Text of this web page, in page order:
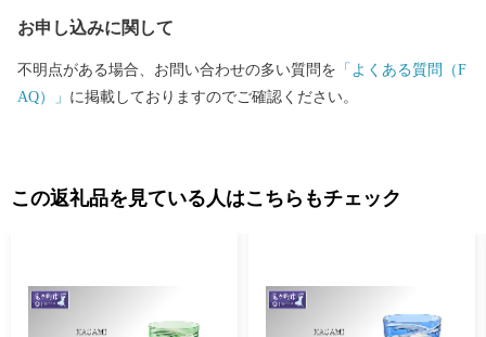
お申し込みに関して
不明点がある場合、お問い合わせの多い質問を 「よくある質問（F
AQ）」 に掲載しておりますのでご確認ください。
この返礼品を見ている人はこちらもチェック